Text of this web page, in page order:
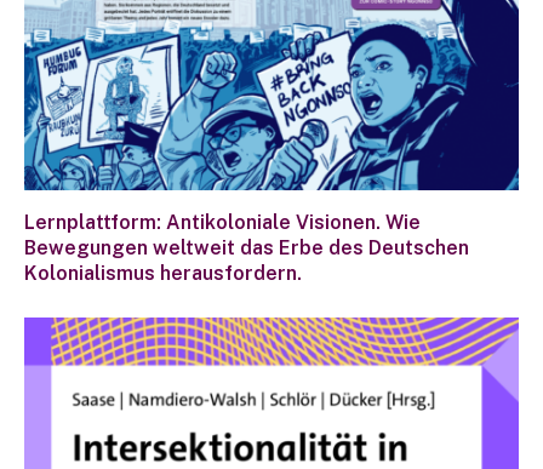
Lernplattform: Antikoloniale Visionen. Wie
Bewegungen weltweit das Erbe des Deutschen
Kolonialismus herausfordern.